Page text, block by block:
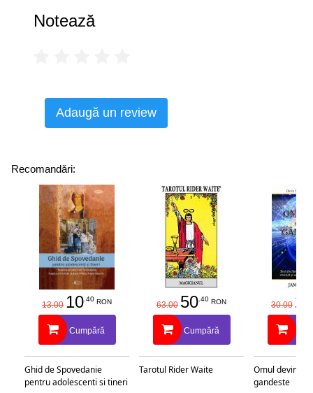
Notează
Adaugă un review
Recomandări:
13.00 10.40 RON
Cumpără
Ghid de Spovedanie
pentru adolescenti si tineri
63.00 50.40 RON
Cumpără
Tarotul Rider Waite
30.00 25
Omul devine
gandeste